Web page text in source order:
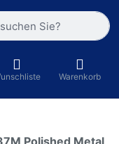
Suchbegriff ein.
Warenkorb